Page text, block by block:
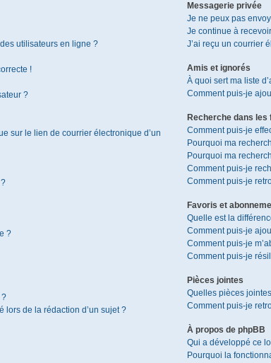
utilisateurs en ligne ?
!
?
sur le lien de courrier électronique d’un
?
?
lors de la rédaction d’un sujet ?
Messagerie privée
Je ne peux pas
Je continue à
J’ai reçu un courrier
Amis et ignorés
À quoi sert ma liste
Comment puis-je
Recherche dans les
Comment puis-je
Pourquoi ma
Pourquoi ma
Comment puis-je
Comment puis-je
Favoris et
Quelle est la
Comment puis-je
Comment puis-je
Comment puis-je
Pièces jointes
Quelles pièces
Comment puis-je
À propos de phpBB
Qui a développé ce
Pourquoi la